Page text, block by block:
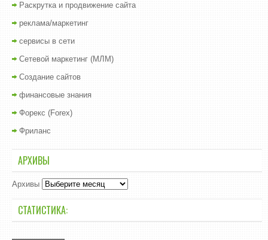
Раскрутка и продвижение сайта
реклама/маркетинг
сервисы в сети
Сетевой маркетинг (МЛМ)
Создание сайтов
финансовые знания
Форекс (Forex)
Фриланс
АРХИВЫ
Архивы
СТАТИСТИКА: